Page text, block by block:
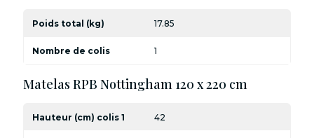
Poids total (kg) 17.85
Nombre de colis 1
Matelas RPB Nottingham 120 x 220 cm
Hauteur (cm) colis 1 42